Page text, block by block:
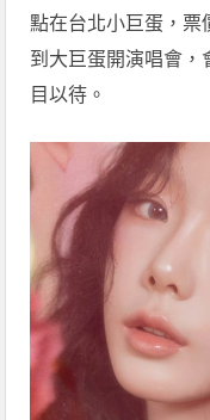
點在台北小巨蛋，票
到大巨蛋開演唱會，
目以待。